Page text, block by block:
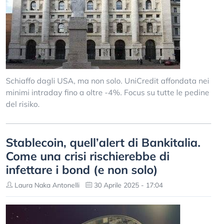
Schiaffo dagli USA, ma non solo. UniCredit affondata nei
minimi intraday fino a oltre -4%. Focus su tutte le pedine
del risiko.
Stablecoin, quell’alert di Bankitalia.
Come una crisi rischierebbe di
infettare i bond (e non solo)
Laura Naka Antonelli 30 Aprile 2025 - 17:04